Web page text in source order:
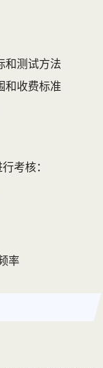
和测试方法
和收费标准
考核：
率